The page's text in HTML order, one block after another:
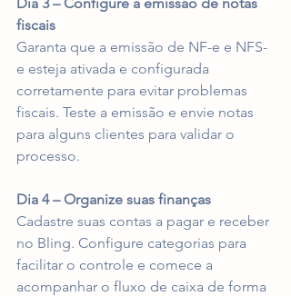
fiscais
Garanta que a emissão de NF-e e NFS-
e esteja ativada e configurada
corretamente para evitar problemas
fiscais. Teste a emissão e envie notas
para alguns clientes para validar o
processo.
Dia 4 – Organize suas finanças
Cadastre suas contas a pagar e receber
no Bling. Configure categorias para
facilitar o controle e comece a
acompanhar o fluxo de caixa de forma